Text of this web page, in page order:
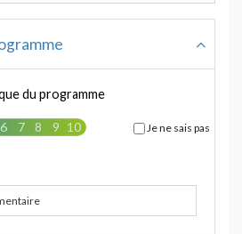
du programme
6 7 8 9 10 Je ne sais pas